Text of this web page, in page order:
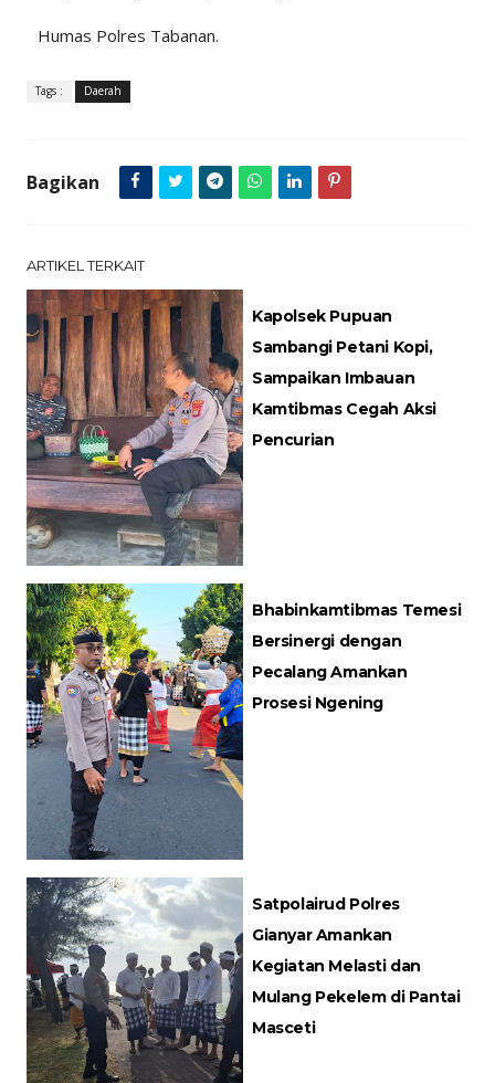
Humas Polres Tabanan.
Tags : Daerah
Bagikan
ARTIKEL TERKAIT
Kapolsek Pupuan
Sambangi Petani Kopi,
Sampaikan Imbauan
Kamtibmas Cegah Aksi
Pencurian
Bhabinkamtibmas Temesi
Bersinergi dengan
Pecalang Amankan
Prosesi Ngening
Satpolairud Polres
Gianyar Amankan
Kegiatan Melasti dan
Mulang Pekelem di Pantai
Masceti